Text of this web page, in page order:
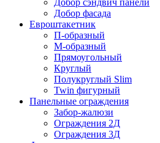
Добор сэндвич панели
Добор фасада
Евроштакетник
П-образный
М-образный
Прямоугольный
Круглый
Полукруглый Slim
Twin фигурный
Панельные ограждения
Забор-жалюзи
Ограждения 2Д
Ограждения 3Д